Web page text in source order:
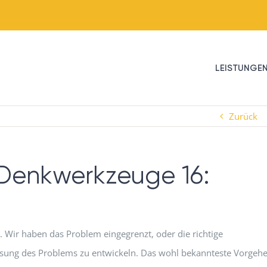
Zurück
16:
haben das Problem eingegrenzt, oder die richtige
des Problems zu entwickeln. Das wohl bekannteste